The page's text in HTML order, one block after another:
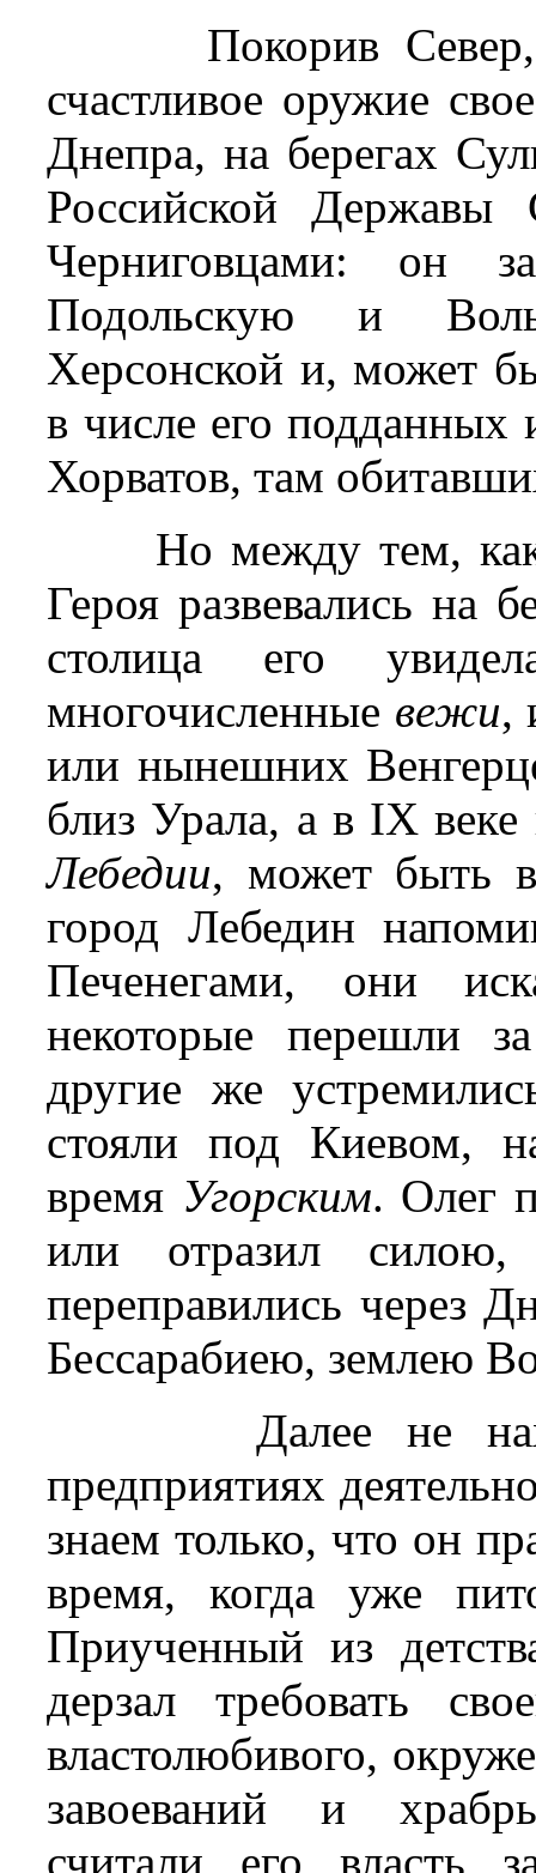
Покорив
счастливое оружие
Днепра, на берегах
Российской Державы
Черниговцами: он
Подольскую и
Херсонской и, может
в числе его подданных
Хорватов, там
Но между тем,
Героя развевались на
столица его
многочисленные вежи,
или нынешних
близ Урала, а в IX
Лебедии, может быть в
город Лебедин
Печенегами, они
некоторые перешли
другие же
стояли под Киевом,
время Угорским. Олег
или отразил силою,
переправились через
Бессарабиею, землею
Далее не
предприятиях
знаем только, что он
время, когда уже
Приученный из
дерзал требовать
властолюбивого,
завоеваний и
считали его